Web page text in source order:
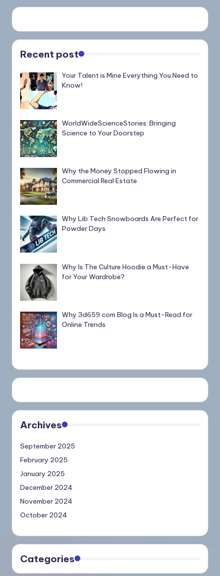
Recent post
Your Talent is Mine Everything You Need to
Know!
WorldWideScienceStories: Bringing
Science to Your Doorstep
Why the Money Stopped Flowing in
Commercial Real Estate
Why Lib Tech Snowboards Are Perfect for
Powder Days
Why Is The Culture Hoodie a Must-Have
for Your Wardrobe?
Why 3d659 com Blog Is a Must-Read for
Online Trends
Archives
September 2025
February 2025
January 2025
December 2024
November 2024
October 2024
Categories